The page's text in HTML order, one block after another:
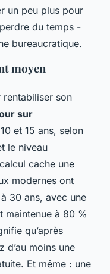
un peu plus pour
du temps -
bureaucratique.
moyen
son
sur
et 15 ans, selon
le niveau
cache une
modernes ont
30 ans, avec une
maintenue à 80 %
qu’après
d’au moins une
Et même : une